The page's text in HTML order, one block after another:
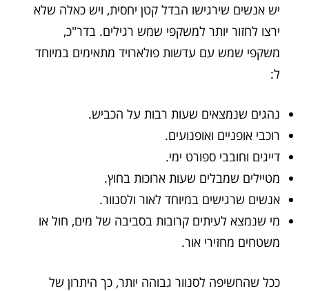
יש אנשים שירגישו הבדל קטן יחסית, ויש כאלה שלא
ירצו לחזור יותר למשקפי שמש רגילים. בדר"כ,
משקפי שמש עם עדשות פולארויד מתאימים במיוחד
ל:
נהגים שנמצאים שעות רבות על הכביש.
רוכבי אופניים ואופנועים.
דייגים וחובבי ספורט ימי.
מטיילים שמבלים שעות ארוכות בחוץ.
אנשים שרגישים במיוחד לאור ולסנוור.
מי שנמצא לעיתים קרובות בסביבה של מים, חול או
משטחים מחזירי אור.
ככל שהחשיפה לסנוור גבוהה יותר, כך היתרון של